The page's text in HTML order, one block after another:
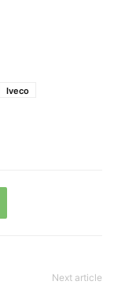
Iveco
Next article